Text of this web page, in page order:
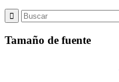
Tamaño de fuente